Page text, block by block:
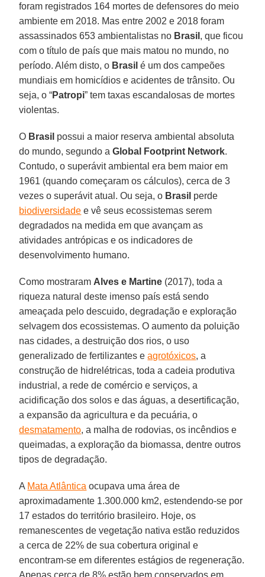
foram registrados 164 mortes de defensores do meio
ambiente em 2018. Mas entre 2002 e 2018 foram
assassinados 653 ambientalistas no Brasil , que ficou
com o título de país que mais matou no mundo, no
período. Além disto, o Brasil é um dos campeões
mundiais em homicídios e acidentes de trânsito. Ou
seja, o “Patropi” tem taxas escandalosas de mortes
violentas.
O Brasil possui a maior reserva ambiental absoluta
do mundo, segundo aGlobal Footprint Network.
Contudo, o superávit ambiental era bem maior em
1961 (quando começaram os cálculos), cerca de 3
vezes o superávit atual. Ou seja, o Brasil perde
biodiversidade e vê seus ecossistemas serem
degradados na medida em que avançam as
atividades antrópicas e os indicadores de
desenvolvimento humano.
Como mostraram Alves e Martine (2017), toda a
riqueza natural deste imenso país está sendo
ameaçada pelo descuido, degradação e exploração
selvagem dos ecossistemas. O aumento da poluição
nas cidades, a destruição dos rios, o uso
generalizado de fertilizantes eagrotóxicos, a
construção de hidrelétricas, toda a cadeia produtiva
industrial, a rede de comércio e serviços, a
acidificação dos solos e das águas, a desertificação,
a expansão da agricultura e da pecuária, o
desmatamento, a malha de rodovias, os incêndios e
queimadas, a exploração da biomassa, dentre outros
tipos de degradação.
A Mata Atlântica ocupava uma área de
aproximadamente 1.300.000 km2, estendendo-se por
17 estados do território brasileiro. Hoje, os
remanescentes de vegetação nativa estão reduzidos
a cerca de 22% de sua cobertura original e
encontram-se em diferentes estágios de regeneração.
Apenas cerca de 8% estão bem conservados em